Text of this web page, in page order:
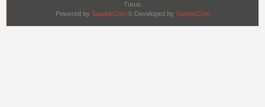
Turuz.
Powered by Sapdal.Com© Developed by Sapdal.Com